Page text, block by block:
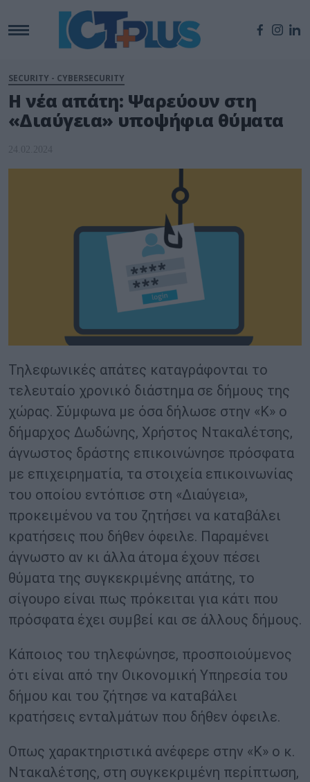
SECURITY - CYBERSECURITY
Η νέα απάτη: Ψαρεύουν στη
«Διαύγεια» υποψήφια θύματα
24.02.2024
Τηλεφωνικές απάτες καταγράφονται το
τελευταίο χρονικό διάστημα σε δήμους της
χώρας. Σύμφωνα με όσα δήλωσε στην «Κ» ο
δήμαρχος Δωδώνης, Χρήστος Ντακαλέτσης,
άγνωστος δράστης επικοινώνησε πρόσφατα
με επιχειρηματία, τα στοιχεία επικοινωνίας
του οποίου εντόπισε στη «Διαύγεια»,
προκειμένου να του ζητήσει να καταβάλει
κρατήσεις που δήθεν όφειλε. Παραμένει
άγνωστο αν κι άλλα άτομα έχουν πέσει
θύματα της συγκεκριμένης απάτης, το
σίγουρο είναι πως πρόκειται για κάτι που
πρόσφατα έχει συμβεί και σε άλλους δήμους.
Κάποιος του τηλεφώνησε, προσποιούμενος
ότι είναι από την Οικονομική Υπηρεσία του
δήμου και του ζήτησε να καταβάλει
κρατήσεις ενταλμάτων που δήθεν όφειλε.
Οπως χαρακτηριστικά ανέφερε στην «Κ» ο κ.
Ντακαλέτσης, στη συγκεκριμένη περίπτωση,